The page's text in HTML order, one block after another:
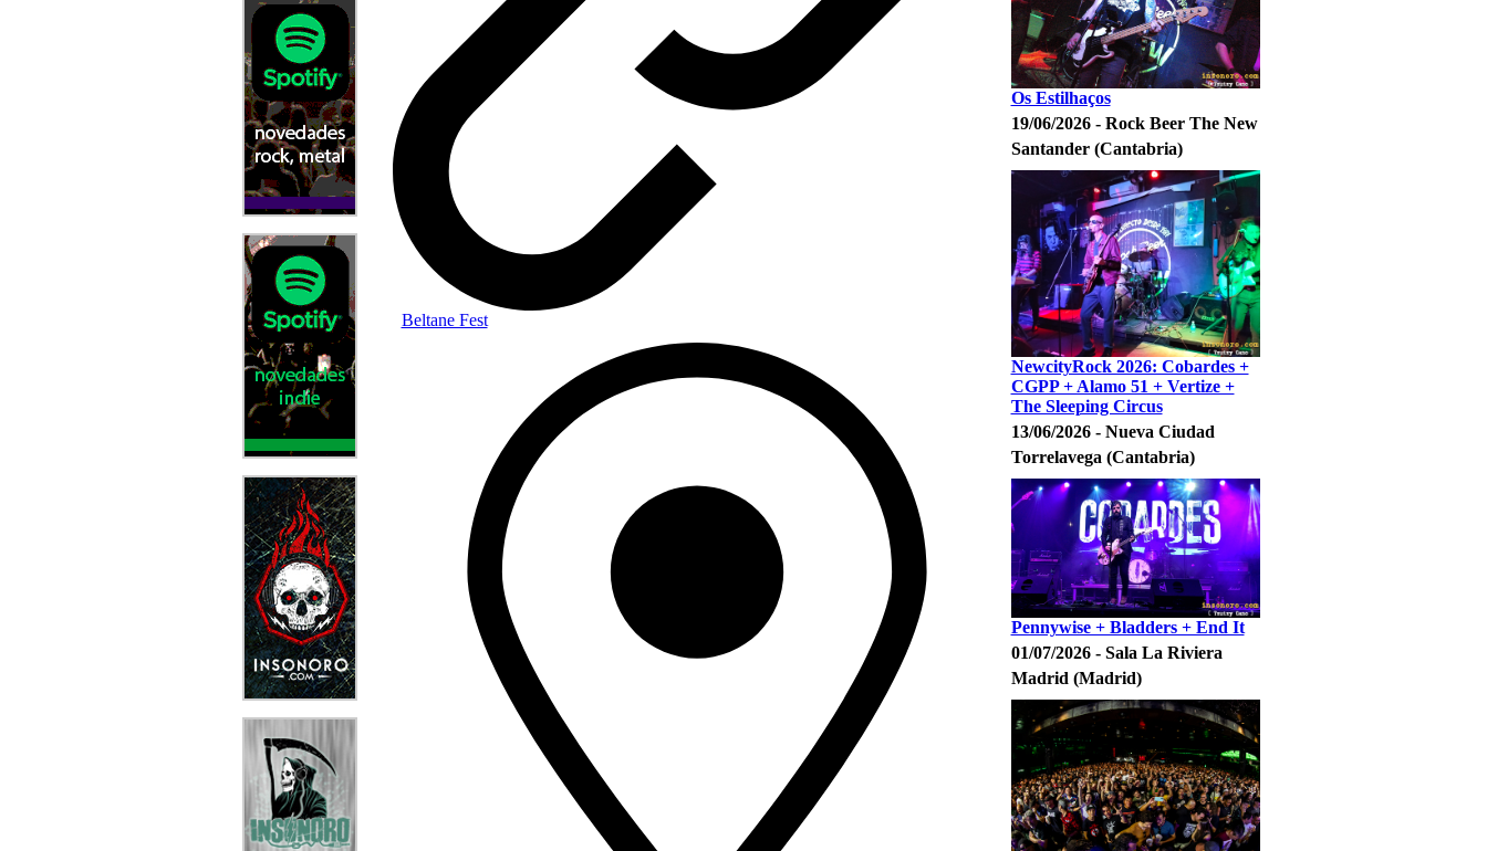
Beltane Fest
Os Estilhaços
19/06/2026 - Rock Beer The New
Santander (Cantabria)
NewcityRock 2026: Cobardes +
CGPP + Alamo 51 + Vertize +
The Sleeping Circus
13/06/2026 - Nueva Ciudad
Torrelavega (Cantabria)
Pennywise + Bladders + End It
01/07/2026 - Sala La Riviera
Madrid (Madrid)